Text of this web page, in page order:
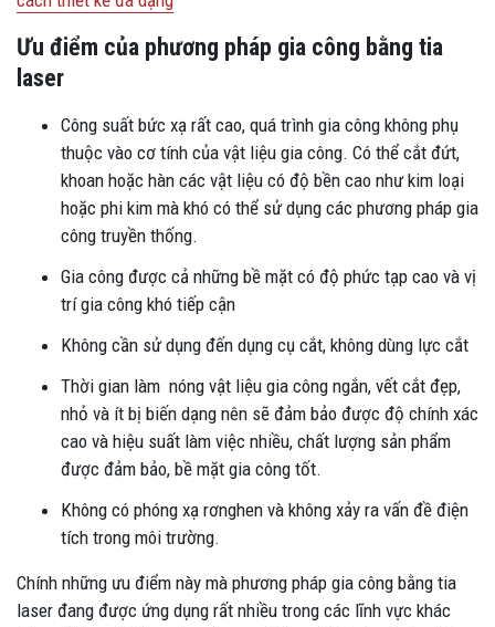
Ưu điểm của phương pháp gia công bằng tia
laser
Công suất bức xạ rất cao, quá trình gia công không phụ
thuộc vào cơ tính của vật liệu gia công. Có thể cắt đứt,
khoan hoặc hàn các vật liệu có độ bền cao như kim loại
hoặc phi kim mà khó có thể sử dụng các phương pháp gia
công truyền thống.
Gia công được cả những bề mặt có độ phức tạp cao và vị
trí gia công khó tiếp cận
Không cần sử dụng đến dụng cụ cắt, không dùng lực cắt
Thời gian làm nóng vật liệu gia công ngắn, vết cắt đẹp,
nhỏ và ít bị biến dạng nên sẽ đảm bảo được độ chính xác
cao và hiệu suất làm việc nhiều, chất lượng sản phẩm
được đảm bảo, bề mặt gia công tốt.
Không có phóng xạ rơnghen và không xảy ra vấn đề điện
tích trong môi trường.
Chính những ưu điểm này mà phương pháp gia công bằng tia
laser đang được ứng dụng rất nhiều trong các lĩnh vực khác